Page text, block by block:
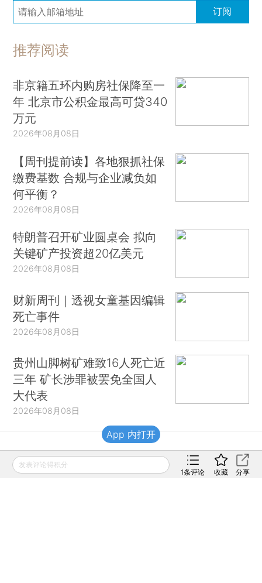
订阅
推荐阅读
非京籍五环内购房社保降至一
年 北京市公积金最高可贷340
万元
2026年08月08日
【周刊提前读】各地狠抓社保
缴费基数 合规与企业减负如
何平衡？
2026年08月08日
特朗普召开矿业圆桌会 拟向
关键矿产投资超20亿美元
2026年08月08日
财新周刊｜透视女童基因编辑
死亡事件
2026年08月08日
贵州山脚树矿难致16人死亡近
三年 矿长涉罪被罢免全国人
大代表
2026年08月08日
财新移动
发表评论得积分
1条评论 收藏 分享
App 内打开